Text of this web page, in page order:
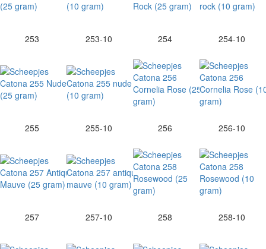
253 253-10 254 254-10
255 255-10 256 256-10
257 257-10 258 258-10